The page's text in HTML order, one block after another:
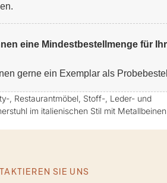
eine Mindestbestellmenge für
gerne ein Exemplar als
SIE UNS